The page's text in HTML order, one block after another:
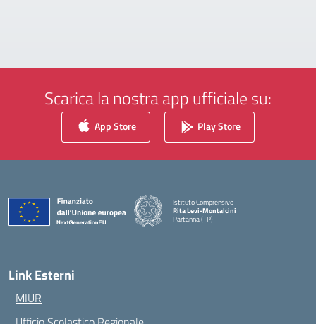
Scarica la nostra app ufficiale su:
App Store Play Store
Istituto Comprensivo
Rita Levi-Montalcini
Partanna (TP)
Link Esterni
MIUR